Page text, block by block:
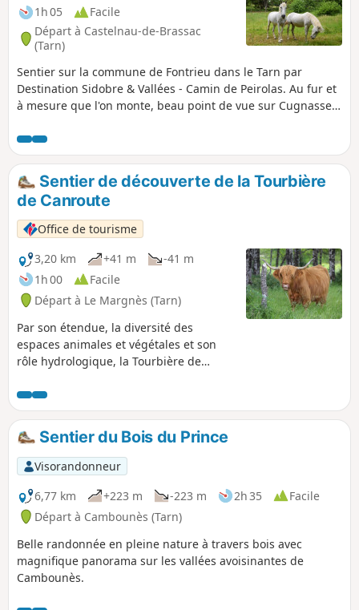
1h 05
Facile
Départ à Castelnau-de-Brassac
(Tarn)
Sentier sur la commune de Fontrieu dans le Tarn par
Destination Sidobre & Vallées - Camin de Peirolas. Au fur et
à mesure que l'on monte, beau point de vue sur Cugnasse,
droite la métairie de Penrieu.
Sentier de découverte de la Tourbière
de Canroute
Office de tourisme
3,20 km
+41 m
-41 m
1h 00
Facile
Départ à Le Margnès (Tarn)
Par son étendue, la diversité des
espaces animales et végétales et son
rôle hydrologique, la Tourbière de
milieu humide.Au détour d’un chemin
bordé de pierres plantées, le parcours
longe un ruisseau aux eaux limpides,
s’aventure sur un ponton de bois pour
permettre une meilleure observation
des grenouilles.
Sentier du Bois du Prince
Visorandonneur
6,77 km
+223 m -223 m 2h 35
Facile
Départ à Cambounès (Tarn)
Belle randonnée en pleine nature à travers bois avec
magnifique panorama sur les vallées avoisinantes de
Cambounès.